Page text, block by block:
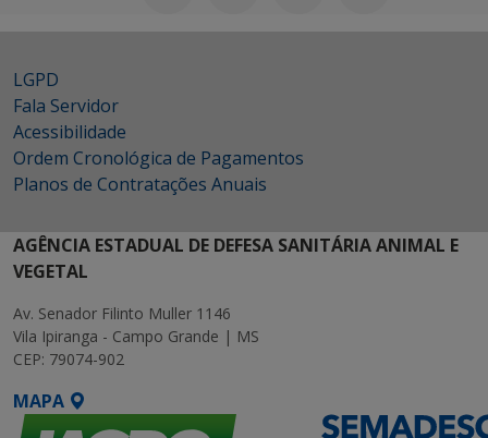
LGPD
Fala Servidor
Acessibilidade
Ordem Cronológica de Pagamentos
Planos de Contratações Anuais
AGÊNCIA ESTADUAL DE DEFESA SANITÁRIA ANIMAL E
VEGETAL
Av. Senador Filinto Muller 1146
Vila Ipiranga - Campo Grande | MS
CEP: 79074-902
MAPA